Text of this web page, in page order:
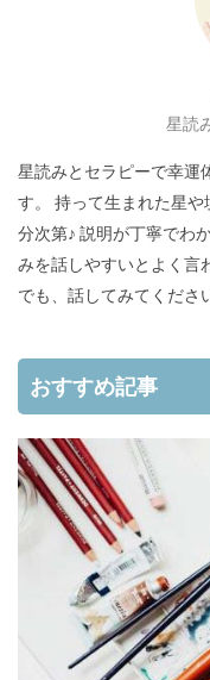
星読
星読みとセラピーで幸運
す。 持って生まれた星
分次第♪ 説明が丁寧でわ
みを話しやすいとよく言
でも、話してみてくださ
おすすめ記事